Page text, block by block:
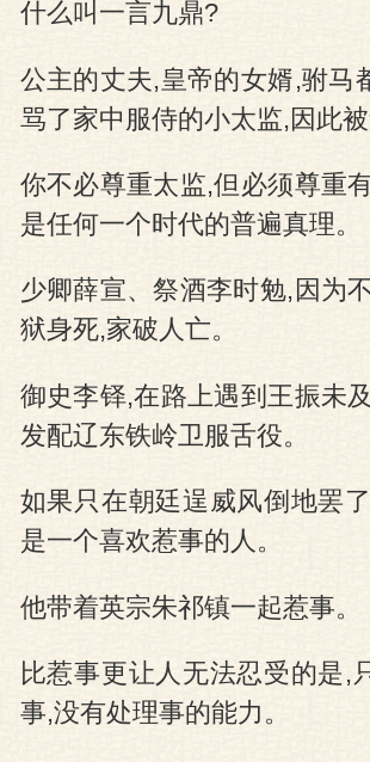
什么叫一言九鼎?
公主的丈夫,皇帝的女婿,驸马
骂了家中服侍的小太监,因此被
你不必尊重太监,但必须尊重
是任何一个时代的普遍真理。
少卿薛宣、祭酒李时勉,因为
狱身死,家破人亡。
御史李铎,在路上遇到王振未
发配辽东铁岭卫服舌役。
如果只在朝廷逞威风倒地罢
是一个喜欢惹事的人。
他带着英宗朱祁镇一起惹事。
比惹事更让人无法忍受的是,
事,没有处理事的能力。